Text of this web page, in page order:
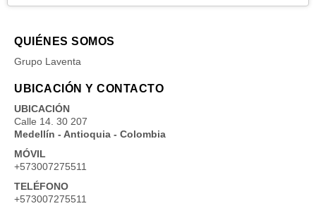
QUIÉNES SOMOS
Grupo Laventa
UBICACIÓN Y CONTACTO
UBICACIÓN
Calle 14. 30 207
Medellín - Antioquia - Colombia
MÓVIL
+573007275511
TELÉFONO
+573007275511